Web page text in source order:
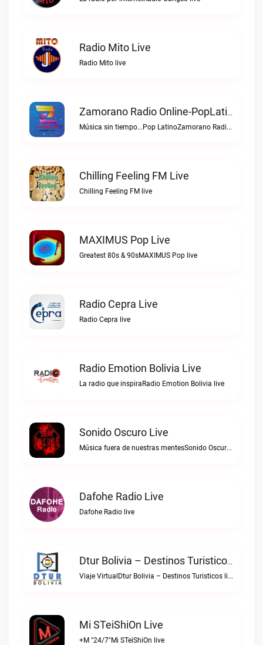
Radio Mito Live
Radio Mito live
Zamorano Radio Online-PopLatino Live
Música sin tiempo...Pop LatinoZamorano Radio Online-PopLatino live
Chilling Feeling FM Live
Chilling Feeling FM live
MAXIMUS Pop Live
Greatest 80s & 90sMAXIMUS Pop live
Radio Cepra Live
Radio Cepra live
Radio Emotion Bolivia Live
La radio que inspiraRadio Emotion Bolivia live
Sonido Oscuro Live
Música fuera de nuestras mentesSonido Oscuro live
Dafohe Radio Live
Dafohe Radio live
Dtur Bolivia – Destinos Turisticos Live
Viaje VirtualDtur Bolivia – Destinos Turisticos live
Mi STeiShiOn Live
+M "24/7"Mi STeiShiOn live